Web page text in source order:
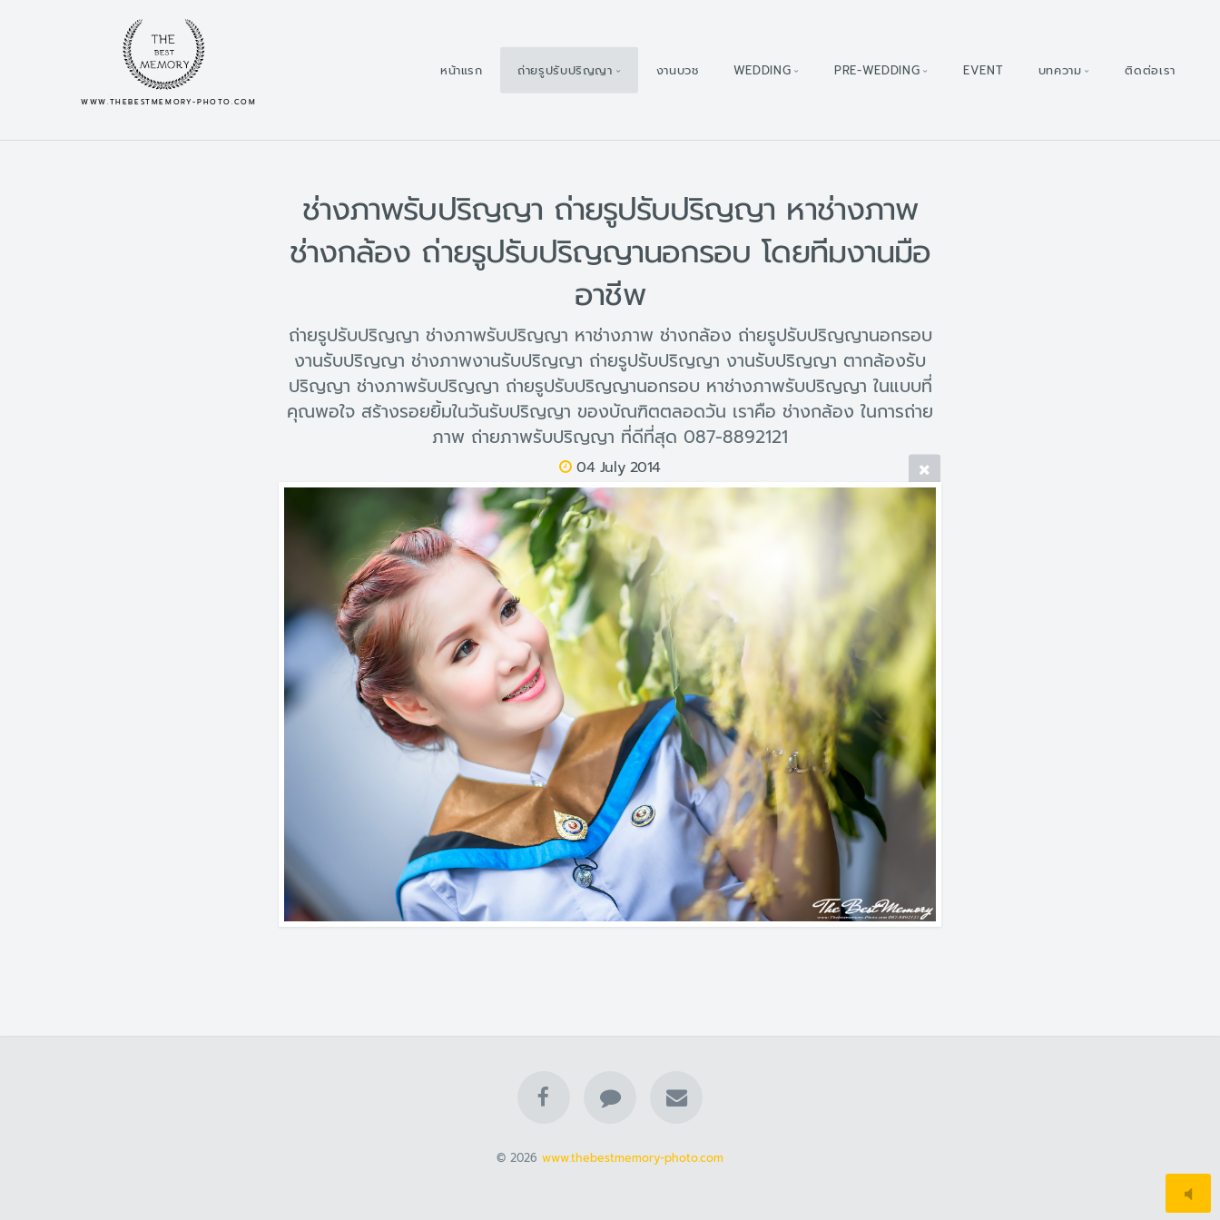
WWW.THEBESTMEMORY-PHOTO.COM
หน้าแรก ถ่ายรูปรับปริญญา งานบวช WEDDING PRE-WEDDING EVENT บทความ ติดต่อเรา
ช่างภาพรับปริญญา ถ่ายรูปรับปริญญา หาช่างภาพ
ช่างกล้อง ถ่ายรูปรับปริญญานอกรอบ โดยทีมงานมือ
อาชีพ
ถ่ายรูปรับปริญญา ช่างภาพรับปริญญา หาช่างภาพ ช่างกล้อง ถ่ายรูปรับปริญญานอกรอบ
งานรับปริญญา ช่างภาพงานรับปริญญา ถ่ายรูปรับปริญญา งานรับปริญญา ตากล้องรับ
ปริญญา ช่างภาพรับปริญญา ถ่ายรูปรับปริญญานอกรอบ หาช่างภาพรับปริญญา ในแบบที่
คุณพอใจ สร้างรอยยิ้มในวันรับปริญญา ของบัณฑิตตลอดวัน เราคือ ช่างกล้อง ในการถ่าย
ภาพ ถ่ายภาพรับปริญญา ที่ดีที่สุด 087-8892121
04 July 2014
© 2026 www.thebestmemory-photo.com